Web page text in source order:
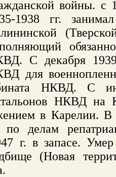
войны. с
1938 гг.
С декабря 1939
для
НКВД. С
НКВД на
в Карелии. В
г. в запасе.
(Новая